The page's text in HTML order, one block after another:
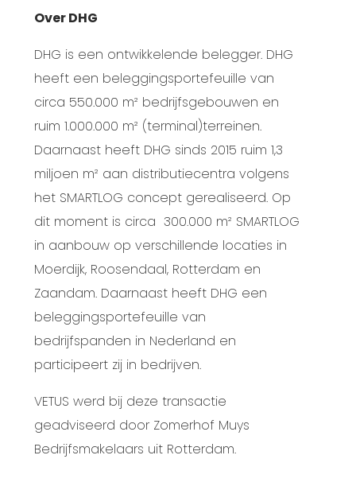
Over DHG
DHG is een ontwikkelende belegger. DHG
heeft een beleggingsportefeuille van
circa 550.000 m² bedrijfsgebouwen en
ruim 1.000.000 m² (terminal)terreinen.
Daarnaast heeft DHG sinds 2015 ruim 1,3
miljoen m² aan distributiecentra volgens
het SMARTLOG concept gerealiseerd. Op
dit moment is circa 300.000 m² SMARTLOG
in aanbouw op verschillende locaties in
Moerdijk, Roosendaal, Rotterdam en
Zaandam. Daarnaast heeft DHG een
beleggingsportefeuille van
bedrijfspanden in Nederland en
participeert zij in bedrijven.
VETUS werd bij deze transactie
geadviseerd door Zomerhof Muys
Bedrijfsmakelaars uit Rotterdam.